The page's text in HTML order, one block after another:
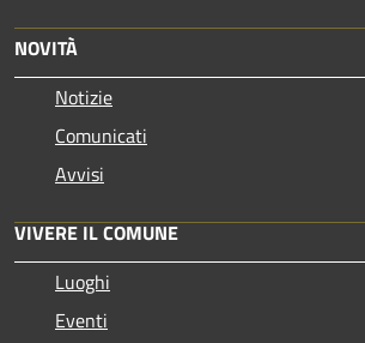
NOVITÀ
Notizie
Comunicati
Avvisi
VIVERE IL COMUNE
Luoghi
Eventi